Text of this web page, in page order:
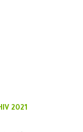
2021